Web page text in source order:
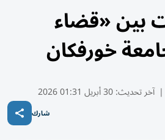
بين «قضاء
خورفكان
| آخر تحديث:30 أبريل 01:31 2026
شارك